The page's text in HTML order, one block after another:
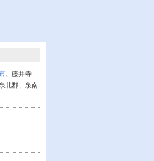
、藤井寺
北郡、泉南